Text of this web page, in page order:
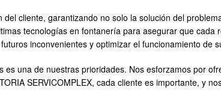
cliente, garantizando no solo la solución del
tecnologías en fontanería para asegurar que
inconvenientes y optimizar el funcionamiento de
es una de nuestras prioridades. Nos esforzamos por
SERVICOMPLEX, cada cliente es importante, y